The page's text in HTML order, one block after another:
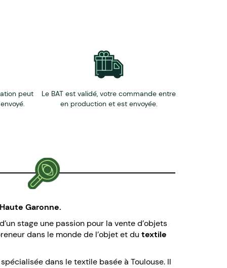
peut
Le BAT est validé, votre commande entre
en production et est envoyée.
Garonne.
stage une passion pour la vente d’objets
dans le monde de l’objet et du textile
dans le textile basée à Toulouse. Il